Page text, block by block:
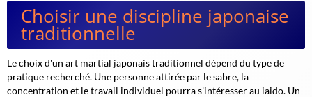
Choisir une discipline japonaise
traditionnelle
Le choix d'un art martial japonais traditionnel dépend du type de
pratique recherché. Une personne attirée par le sabre, la
concentration et le travail individuel pourra s'intéresser au iaido. Un